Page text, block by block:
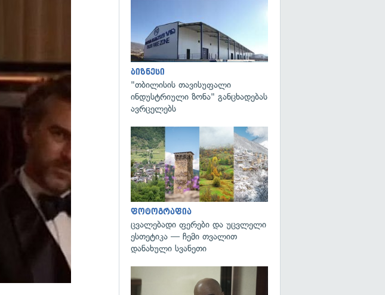
ბიზნესი
"თბილისის თავისუფალი
ინდუსტრიული ზონა" განცხადებას
ავრცელებს
ფოტოგრაფია
ცვალებადი ფერები და უცვლელი
ესთეტიკა — ჩემი თვალით
დანახული სვანეთი